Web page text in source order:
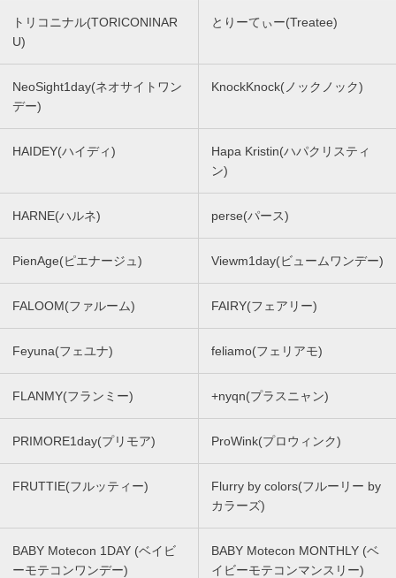
トリコニナル(TORICONINAR
U)
とりーてぃー(Treatee)
NeoSight1day(ネオサイトワン
デー)
KnockKnock(ノックノック)
HAIDEY(ハイディ)
Hapa Kristin(ハパクリスティ
ン)
HARNE(ハルネ) perse(パース)
PienAge(ピエナージュ) Viewm1day(ビュームワンデー)
FALOOM(ファルーム) FAIRY(フェアリー)
Feyuna(フェユナ) feliamo(フェリアモ)
FLANMY(フランミー) +nyqn(プラスニャン)
PRIMORE1day(プリモア) ProWink(プロウィンク)
FRUTTIE(フルッティー)
Flurry by colors(フルーリー by
カラーズ)
BABY Motecon 1DAY (ベイビ
ーモテコンワンデー)
BABY Motecon MONTHLY (ベ
イビーモテコンマンスリー)